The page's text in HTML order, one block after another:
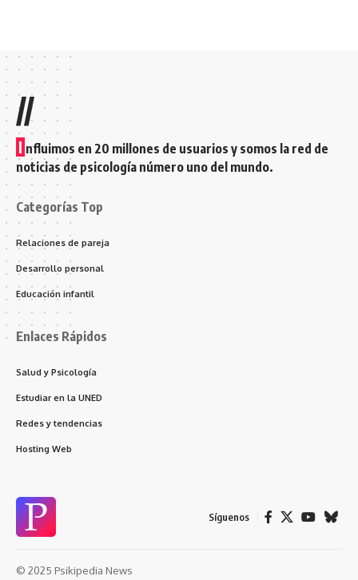
//
I nfluimos en 20 millones de usuarios y somos la red de
noticias de psicología número uno del mundo.
Categorías Top
Relaciones de pareja
Desarrollo personal
Educación infantil
Enlaces Rápidos
Salud y Psicología
Estudiar en la UNED
Redes y tendencias
Hosting Web
Síguenos
© 2025 Psikipedia News